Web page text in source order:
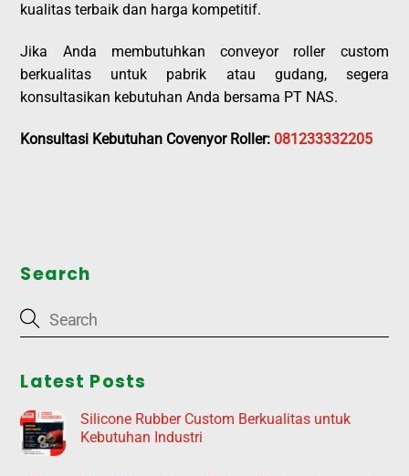
kualitas terbaik dan harga kompetitif.
Jika Anda membutuhkan conveyor roller custom
berkualitas untuk pabrik atau gudang, segera
konsultasikan kebutuhan Anda bersama PT NAS.
Konsultasi Kebutuhan Covenyor Roller: 081233332205
Search
Latest Posts
Silicone Rubber Custom Berkualitas untuk
Kebutuhan Industri